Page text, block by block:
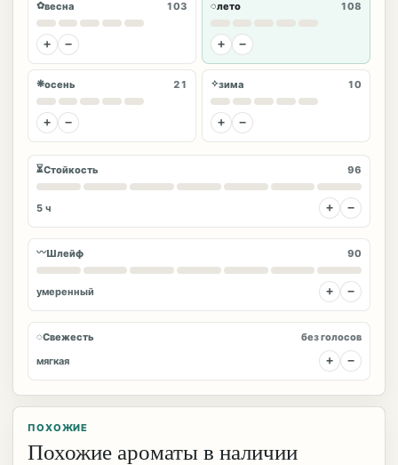
✿весна 103
+ −
◌лето 108
+ −
❋осень 21
+ −
✧зима 10
+ −
⏳Стойкость 96
5 ч + −
〰Шлейф 90
умеренный + −
◌Свежесть
без голосов
мягкая
+ −
ПОХОЖИЕ
Похожие ароматы в наличии